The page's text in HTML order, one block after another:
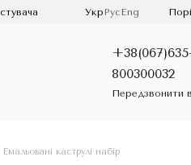
Укр Рус Eng
800300032
Передзвонити
Емальовані каструлі набір